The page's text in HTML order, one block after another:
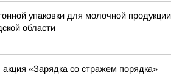
упаковки для молочной
области
«Зарядка со стражем порядка»